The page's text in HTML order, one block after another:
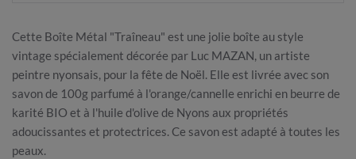
Cette Boîte Métal "Traîneau" est une jolie boîte au style
vintage spécialement décorée par Luc MAZAN, un artiste
peintre nyonsais, pour la fête de Noël. Elle est livrée avec son
savon de 100g parfumé à l'orange/cannelle enrichi en beurre de
karité BIO et à l'huile d'olive de Nyons aux propriétés
adoucissantes et protectrices. Ce savon est adapté à toutes les
peaux.